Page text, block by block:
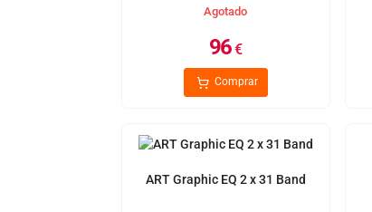
Agotado
96€
Comprar
ART Graphic EQ 2 x 31 Band